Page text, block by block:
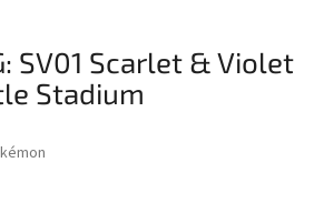
SV01 Scarlet & Violet
Stadium